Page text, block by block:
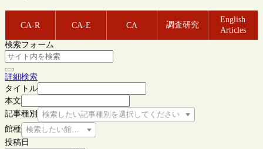
CA-R CA-E CA 調査研究
English
Articles
検索フォーム
詳細検索
タイトル
本文
記事種別
検索したい記事種別を選択してください
館種 検索したい館種を選択してください
投稿日